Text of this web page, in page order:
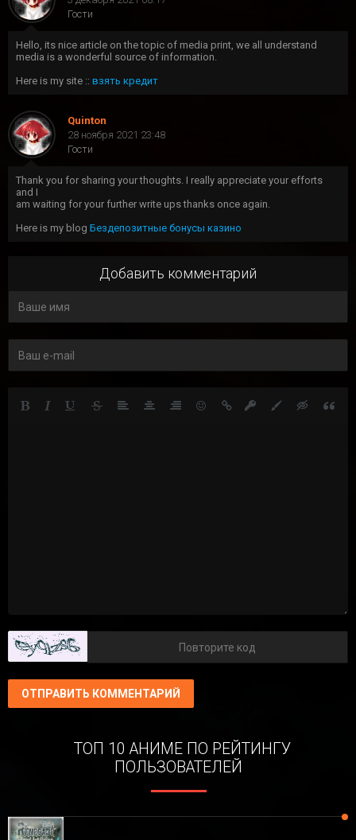
Гости
Hello, its nice article on the topic of media print, we all understand
media is a wonderful source of information.
Here is my site :: взять кредит
Quinton
28 ноября 2021 23:48
Гости
Thank you for sharing your thoughts. I really appreciate your efforts
and I
am waiting for your further write ups thanks once again.
Here is my blog Бездепозитные бонусы казино
Добавить комментарий
ОТПРАВИТЬ КОММЕНТАРИЙ
ТОП 10 АНИМЕ ПО РЕЙТИНГУ
ПОЛЬЗОВАТЕЛЕЙ